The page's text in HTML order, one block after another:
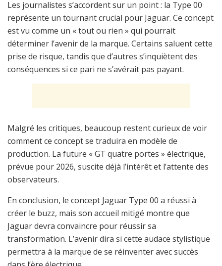
Les journalistes s’accordent sur un point : la Type 00
représente un tournant crucial pour Jaguar. Ce concept
est vu comme un « tout ou rien » qui pourrait
déterminer l’avenir de la marque. Certains saluent cette
prise de risque, tandis que d’autres s’inquiètent des
conséquences si ce pari ne s’avérait pas payant.
Malgré les critiques, beaucoup restent curieux de voir
comment ce concept se traduira en modèle de
production. La future « GT quatre portes » électrique,
prévue pour 2026, suscite déjà l’intérêt et l’attente des
observateurs.
En conclusion, le concept Jaguar Type 00 a réussi à
créer le buzz, mais son accueil mitigé montre que
Jaguar devra convaincre pour réussir sa
transformation. L’avenir dira si cette audace stylistique
permettra à la marque de se réinventer avec succès